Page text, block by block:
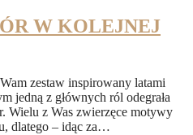
W KOLEJNEJ
zestaw inspirowany latami
jedną z głównych ról odegrała
Wielu z Was zwierzęce motywy
dlatego – idąc za…